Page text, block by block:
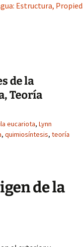
Estructura,
de la
Teoría
eucariota, Lynn
, quimiosíntesis, teoría
de la